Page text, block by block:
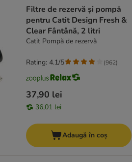
Filtre de rezervă și pompă
pentru Catit Design Fresh &
Clear Fântână, 2 litri
Catit Pompă de rezervă
37,90 lei
36,01 lei
Rating: 4.1/5 (962)
Adaugă în coș